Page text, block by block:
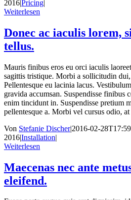
2016|Pricing|
Weiterlesen
Donec ac iaculis lorem,
tellus.
Mauris finibus eros eu orci iaculis
sagittis tristique. Morbi a sollicitudin
Pellentesque eu lacinia lacus.
gravida accumsan. Suspendisse finibus
enim tincidunt in. Suspendisse pretium
pellentesque a. Morbi vel cursus odio,
Von Stefanie Discher|2016-02-
2016|Installation|
Weiterlesen
Maecenas nec ante
eleifend.